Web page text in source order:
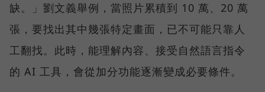
缺。」劉文義舉例，當照片累積到 10 萬、20 萬
張，要找出其中幾張特定畫面，已不可能只靠人
工翻找。此時，能理解內容、接受自然語言指令
的 AI 工具，會從加分功能逐漸變成必要條件。